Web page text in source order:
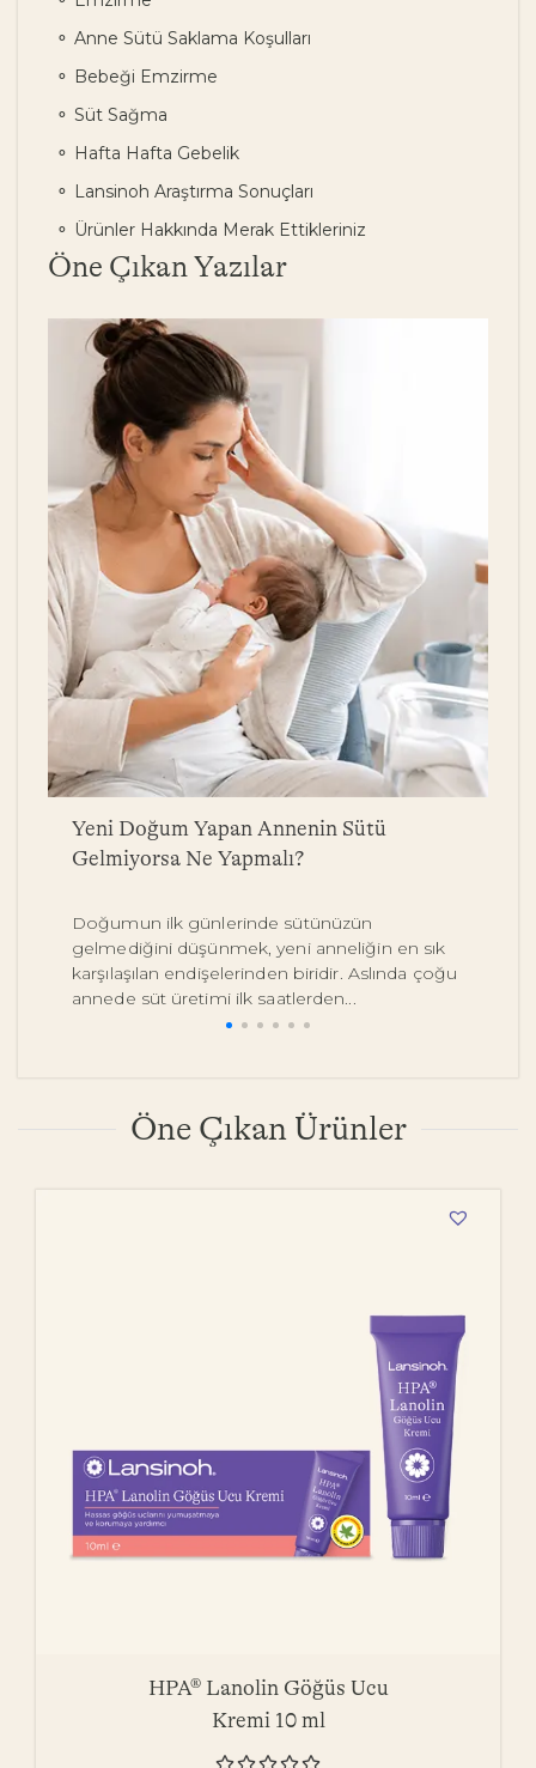
Anne Sütü Saklama Koşulları
Bebeği Emzirme
Süt Sağma
Hafta Hafta Gebelik
Lansinoh Araştırma Sonuçları
Ürünler Hakkında Merak Ettikleriniz
Öne Çıkan Yazılar
Yeni Doğum Yapan Annenin Sütü
Gelmiyorsa Ne Yapmalı?
Doğumun ilk günlerinde sütünüzün
gelmediğini düşünmek, yeni anneliğin en sık
karşılaşılan endişelerinden biridir. Aslında çoğu
annede süt üretimi ilk saatlerden...
Öne Çıkan Ürünler
HPA® Lanolin Göğüs Ucu
Kremi 10 ml
